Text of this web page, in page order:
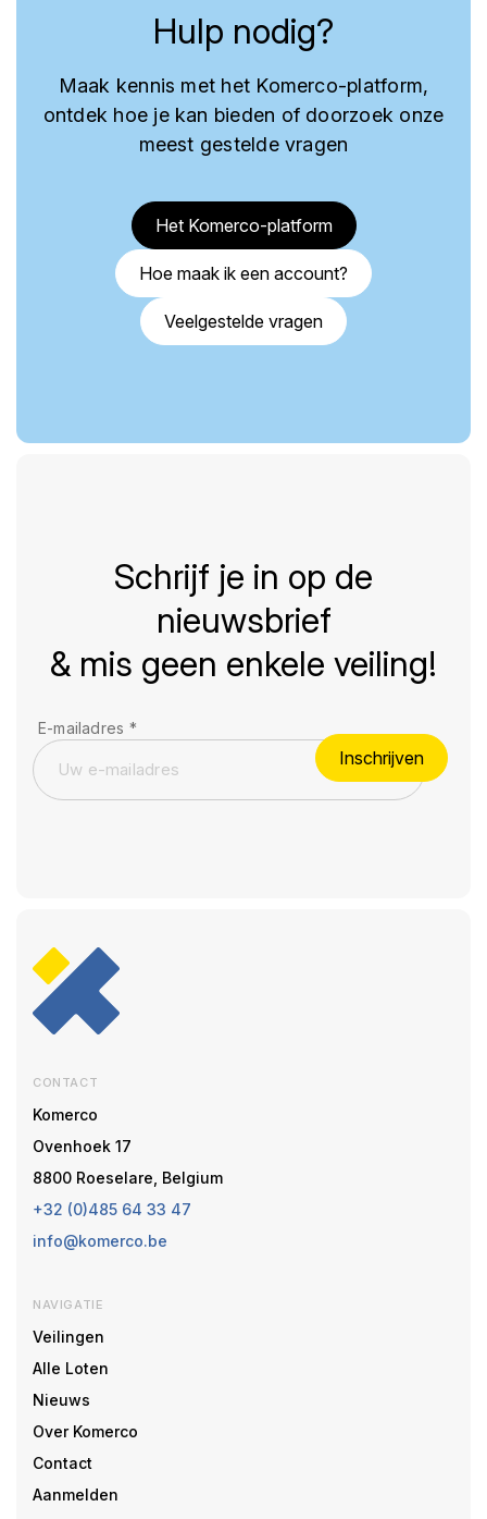
Hulp nodig?
Maak kennis met het Komerco-platform,
ontdek hoe je kan bieden of doorzoek onze
meest gestelde vragen
Het Komerco-platform
Hoe maak ik een account?
Veelgestelde vragen
Schrijf je in op de
nieuwsbrief
& mis geen enkele veiling!
E-mailadres *
Inschrijven
CONTACT
Komerco
Ovenhoek 17
8800 Roeselare, Belgium
+32 (0)485 64 33 47
info@komerco.be
NAVIGATIE
Veilingen
Alle Loten
Nieuws
Over Komerco
Contact
Aanmelden